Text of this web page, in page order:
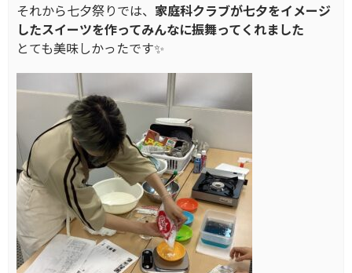
それから七夕祭りでは、 家庭科クラブが七夕をイメージ
したスイーツを作ってみんなに振舞ってくれました
とても美味しかったです✨